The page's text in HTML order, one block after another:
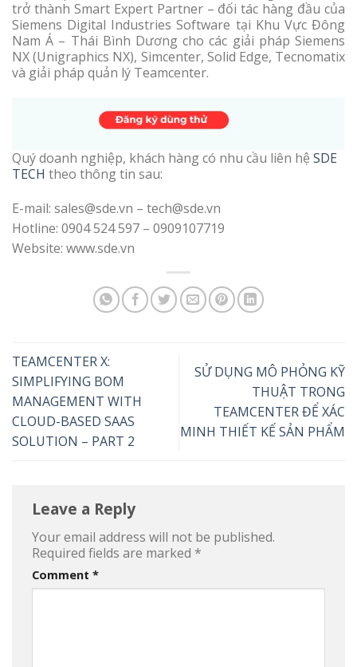
trở thành Smart Expert Partner – đối tác hàng đầu của
Siemens Digital Industries Software tại Khu Vực Đông
Nam Á – Thái Bình Dương cho các giải pháp Siemens
NX (Unigraphics NX), Simcenter, Solid Edge, Tecnomatix
và giải pháp quản lý Teamcenter.
Quý doanh nghiệp, khách hàng có nhu cầu liên hệ SDE
TECH theo thông tin sau:
E-mail: sales@sde.vn – tech@sde.vn
Hotline: 0904 524 597 – 0909107719
Website: www.sde.vn
TEAMCENTER X:
SIMPLIFYING BOM
MANAGEMENT WITH
CLOUD-BASED SAAS
SOLUTION – PART 2
SỬ DỤNG MÔ PHỎNG KỸ
THUẬT TRONG
TEAMCENTER ĐỂ XÁC
MINH THIẾT KẾ SẢN PHẨM
Leave a Reply
Your email address will not be published.
Required fields are marked *
Comment *